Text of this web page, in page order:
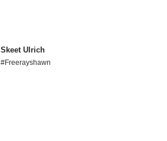
Skeet Ulrich
#Freerayshawn